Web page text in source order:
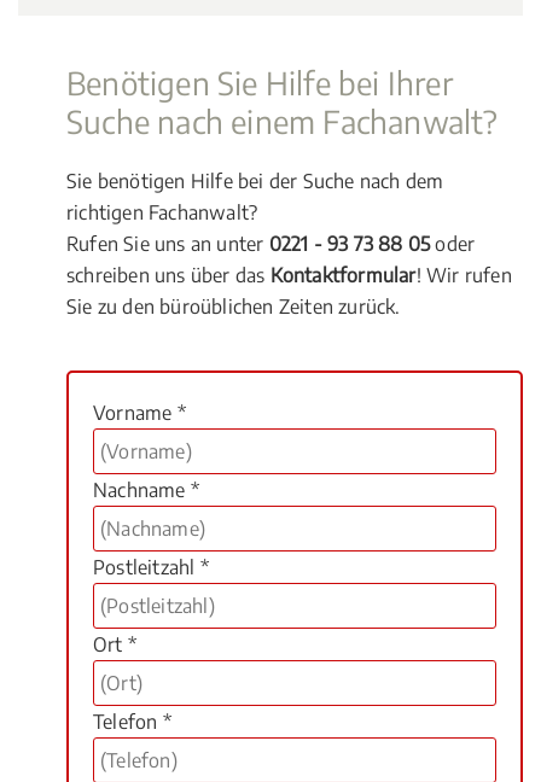
Benötigen Sie Hilfe bei Ihrer
Suche nach einem Fachanwalt?
Sie benötigen Hilfe bei der Suche nach dem
richtigen Fachanwalt?
Rufen Sie uns an unter 0221 - 93 73 88 05oder
schreiben uns über das Kontaktformular! Wir rufen
Sie zu den büroüblichen Zeiten zurück.
Vorname *
Nachname *
Postleitzahl *
Ort *
Telefon *